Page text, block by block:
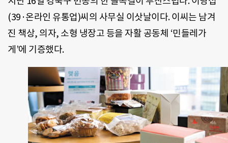
(39·온라인 유통업)씨의 사무실 이삿날이다. 이씨는 남겨
진 책상, 의자, 소형 냉장고 등을 자활 공동체 ‘민들레가
게’에 기증했다.